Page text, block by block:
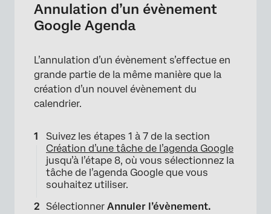
Annulation d’un évènement
Google Agenda
L’annulation d’un évènement s’effectue en
grande partie de la même manière que la
création d’un nouvel évènement du
calendrier.
Suivez les étapes 1 à 7 de la section
Création d’une tâche de l’agenda Google
jusqu’à l’étape 8, où vous sélectionnez la
tâche de l’agenda Google que vous
souhaitez utiliser.
Sélectionner Annuler l’évènement.